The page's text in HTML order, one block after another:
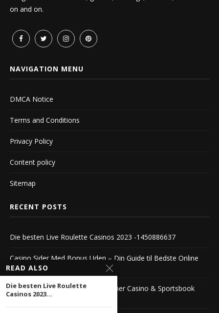
on and on.
NAVIGATION MENU
DMCA Notice
Terms and Conditions
Privacy Policy
Content policy
Sitemap
RECENT POSTS
Die besten Live Roulette Casinos 2023 -1450886637
Casino Sider Med Bonus Uden – Din Guide til Bedste Online
Casinoer
The Ultimate Guide to Jimmy Winner Casino & Sportsbook
1104222503
READ ALSO
Die besten Live Roulette
Casinos 2023...